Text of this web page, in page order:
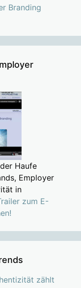
Branding
Haufe
Employer
in
zum E-
zählt